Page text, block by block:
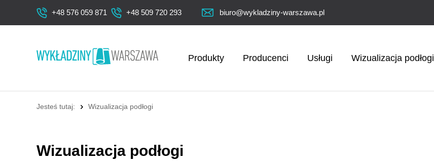
+48 576 059 871 +48 509 720 293 biuro@wykladziny-warszawa.pl
Produkty Producenci Usługi Wizualizacja podłogi
Jesteś tutaj: Wizualizacja podłogi
Wizualizacja podłogi